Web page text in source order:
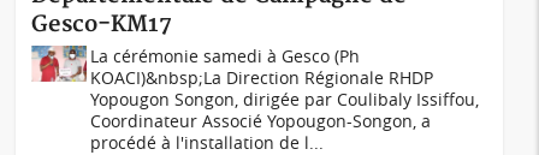
Gesco-KM17
La cérémonie samedi à Gesco (Ph
KOACI)&nbsp;La Direction Régionale RHDP
Yopougon Songon, dirigée par Coulibaly Issiffou,
Coordinateur Associé Yopougon-Songon, a
procédé à l'installation de l...